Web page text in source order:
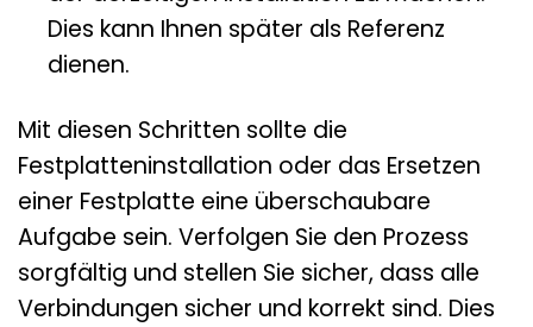
Dies kann Ihnen später als Referenz
dienen.
Mit diesen Schritten sollte die
Festplatteninstallation oder das Ersetzen
einer Festplatte eine überschaubare
Aufgabe sein. Verfolgen Sie den Prozess
sorgfältig und stellen Sie sicher, dass alle
Verbindungen sicher und korrekt sind. Dies